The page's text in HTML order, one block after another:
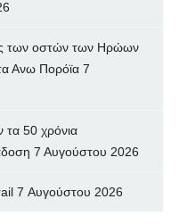
των oστών των Ηρώων
Ανω Πορόϊα 7
τα 50 χρόνια
7 Αυγούστου 2026
7 Αυγούστου 2026